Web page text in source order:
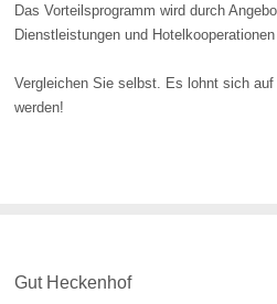
Das Vorteilsprogramm wird durch
Dienstleistungen und Hotelkooperationen
Vergleichen Sie selbst. Es lohnt sich
werden!
Gut Heckenhof